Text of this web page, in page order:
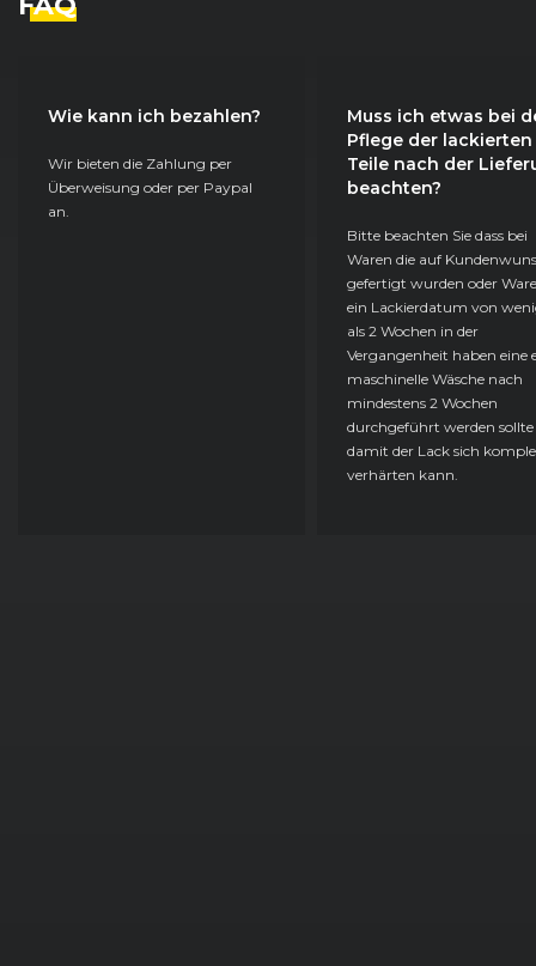
Wie kann ich bezahlen?
Wir bieten die Zahlung per
Überweisung oder per Paypal
an.
Muss ich etwas bei
Pflege der lackierten
Teile nach der
beachten?
Bitte beachten Sie dass bei
Waren die auf
gefertigt wurden oder
ein Lackierdatum von
als 2 Wochen in der
Vergangenheit haben eine
maschinelle Wäsche nach
mindestens 2 Wochen
durchgeführt werden sollte
damit der Lack sich
verhärten kann.